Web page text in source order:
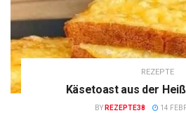
REZEPTE
Käsetoast aus der
BY REZEPTE38 14